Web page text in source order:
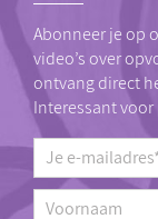
Abonneer je op
video’s over
ontvang direct
Interessant
Je
e-